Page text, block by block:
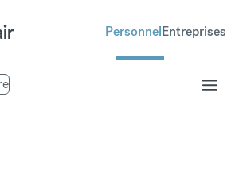
PersonnelEntreprises